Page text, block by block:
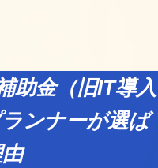
助金（旧IT導入
ンナーが選ば